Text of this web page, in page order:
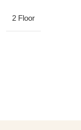
2 Floor